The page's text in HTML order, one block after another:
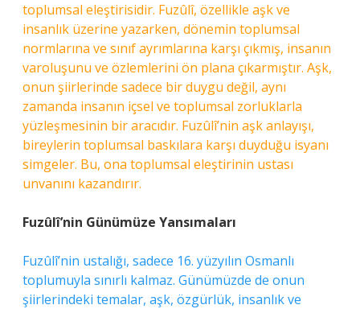
toplumsal eleştirisidir. Fuzûlî, özellikle aşk ve
insanlık üzerine yazarken, dönemin toplumsal
normlarına ve sınıf ayrımlarına karşı çıkmış, insanın
varoluşunu ve özlemlerini ön plana çıkarmıştır. Aşk,
onun şiirlerinde sadece bir duygu değil, aynı
zamanda insanın içsel ve toplumsal zorluklarla
yüzleşmesinin bir aracıdır. Fuzûlî’nin aşk anlayışı,
bireylerin toplumsal baskılara karşı duyduğu isyanı
simgeler. Bu, ona toplumsal eleştirinin ustası
unvanını kazandırır.
Fuzûlî’nin Günümüze Yansımaları
Fuzûlî’nin ustalığı, sadece 16. yüzyılın Osmanlı
toplumuyla sınırlı kalmaz. Günümüzde de onun
şiirlerindeki temalar, aşk, özgürlük, insanlık ve